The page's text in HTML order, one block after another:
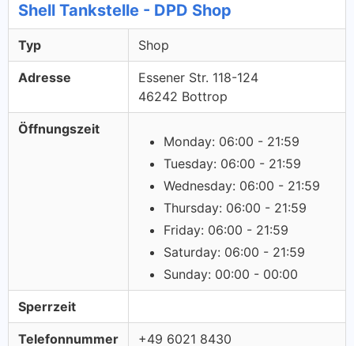
Shell Tankstelle - DPD Shop
Typ Shop
Adresse
Essener Str. 118-124
46242 Bottrop
Öffnungszeit
Monday: 06:00 - 21:59
Tuesday: 06:00 - 21:59
Wednesday: 06:00 - 21:59
Thursday: 06:00 - 21:59
Friday: 06:00 - 21:59
Saturday: 06:00 - 21:59
Sunday: 00:00 - 00:00
Sperrzeit
Telefonnummer +49 6021 8430